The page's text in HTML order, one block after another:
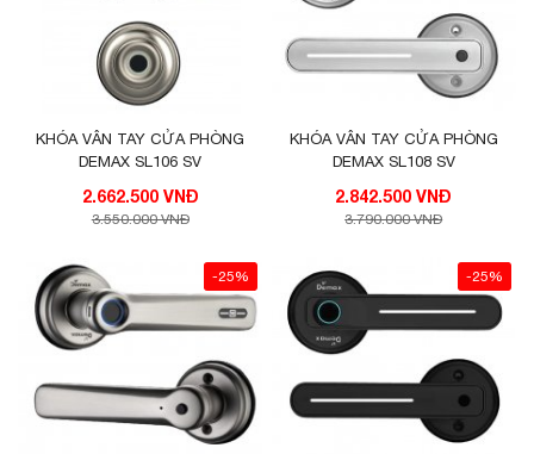
KHÓA VÂN TAY CỬA PHÒNG
DEMAX SL106 SV
2.662.500 VNĐ
3.550.000 VNĐ
KHÓA VÂN TAY CỬA PHÒNG
DEMAX SL108 SV
2.842.500 VNĐ
3.790.000 VNĐ
-25% -25%